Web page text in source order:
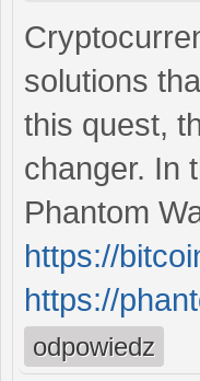
solutions
this quest,
changer. In
Phantom
https://
https://
odpowiedz